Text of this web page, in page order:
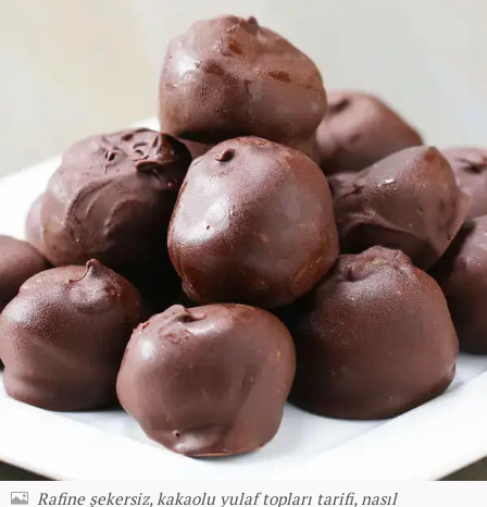
Rafine şekersiz, kakaolu yulaf topları tarifi, nasıl